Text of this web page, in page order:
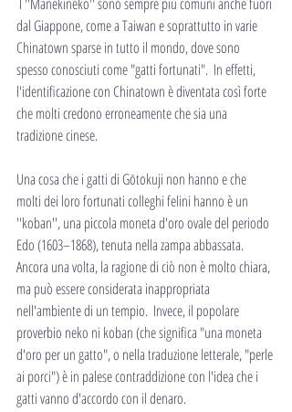
dal Giappone, come a Taiwan e soprattutto in varie
Chinatown sparse in tutto il mondo, dove sono
spesso conosciuti come "gatti fortunati".  In effetti,
l'identificazione con Chinatown è diventata così forte
che molti credono erroneamente che sia una
tradizione cinese.
Una cosa che i gatti di Gōtokuji non hanno e che
molti dei loro fortunati colleghi felini hanno è un
''koban'', una piccola moneta d'oro ovale del periodo
Edo (1603–1868), tenuta nella zampa abbassata.
Ancora una volta, la ragione di ciò non è molto chiara,
ma può essere considerata inappropriata
nell'ambiente di un tempio.  Invece, il popolare
proverbio neko ni koban (che significa "una moneta
d'oro per un gatto", o nella traduzione letterale, "perle
ai porci") è in palese contraddizione con l'idea che i
gatti vanno d'accordo con il denaro.